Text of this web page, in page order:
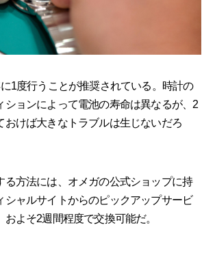
1度行うことが推奨されている。時計の
ションによって電池の寿命は異なるが、2
おけば大きなトラブルは生じないだろ
る方法には、オメガの公式ショップに持
シャルサイトからのピックアップサービ
およそ2週間程度で交換可能だ。